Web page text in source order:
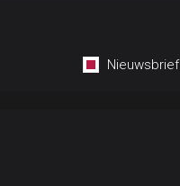
Nieuwsbrief